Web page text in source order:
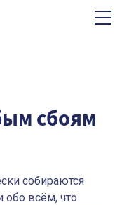
сбоям
собираются
обо всём, что